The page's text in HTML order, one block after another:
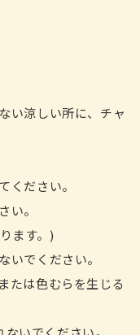
い涼しい所に、チャ
ください。
い。
ます。)
いでください。
たは色むらを生じる